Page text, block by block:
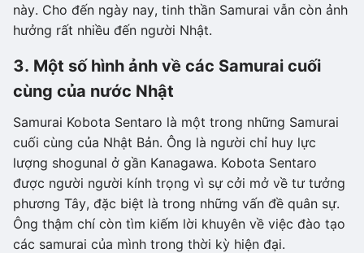
này. Cho đến ngày nay, tinh thần Samurai vẫn còn ảnh
hưởng rất nhiều đến người Nhật.
3. Một số hình ảnh về các Samurai cuối
cùng của nước Nhật
Samurai Kobota Sentaro là một trong những Samurai
cuối cùng của Nhật Bản. Ông là người chỉ huy lực
lượng shogunal ở gần Kanagawa. Kobota Sentaro
được người người kính trọng vì sự cởi mở về tư tưởng
phương Tây, đặc biệt là trong những vấn đề quân sự.
Ông thậm chí còn tìm kiếm lời khuyên về việc đào tạo
các samurai của mình trong thời kỳ hiện đại.